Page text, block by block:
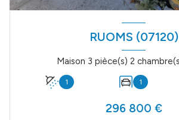
RUOMS (07120)
1 1
296 800 €